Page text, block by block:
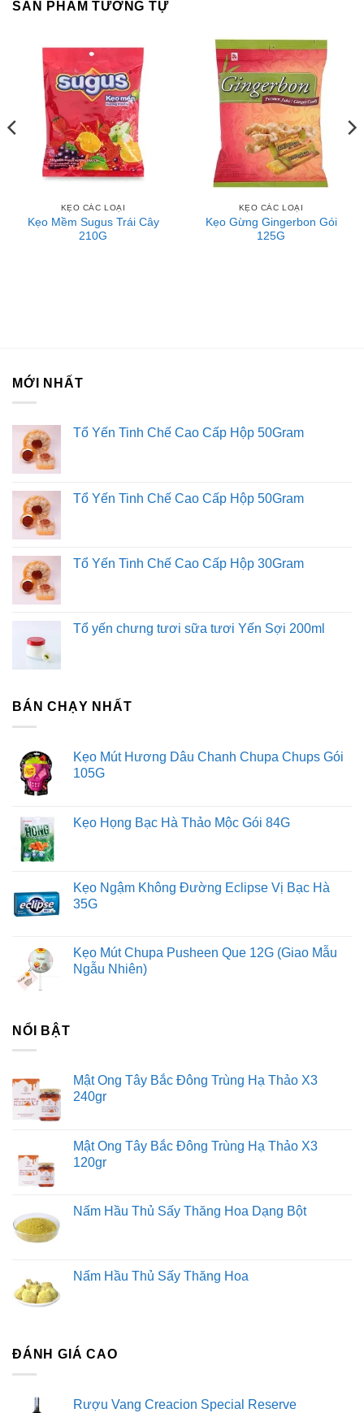
SẢN PHẨM TƯƠNG TỰ
KẸO CÁC LOẠI
Kẹo Mềm Sugus Trái Cây
210G
KẸO CÁC LOẠI
Kẹo Gừng Gingerbon Gói
125G
MỚI NHẤT
Tổ Yến Tinh Chế Cao Cấp Hộp 50Gram
Tổ Yến Tinh Chế Cao Cấp Hộp 50Gram
Tổ Yến Tinh Chế Cao Cấp Hộp 30Gram
Tổ yến chưng tươi sữa tươi Yến Sợi 200ml
BÁN CHẠY NHẤT
Kẹo Mút Hương Dâu Chanh Chupa Chups Gói
105G
Kẹo Họng Bạc Hà Thảo Mộc Gói 84G
Kẹo Ngậm Không Đường Eclipse Vị Bạc Hà
35G
Kẹo Mút Chupa Pusheen Que 12G (Giao Mẫu
Ngẫu Nhiên)
NỔI BẬT
Mật Ong Tây Bắc Đông Trùng Hạ Thảo X3
240gr
Mật Ong Tây Bắc Đông Trùng Hạ Thảo X3
120gr
Nấm Hầu Thủ Sấy Thăng Hoa Dạng Bột
Nấm Hầu Thủ Sấy Thăng Hoa
ĐÁNH GIÁ CAO
Rượu Vang Creacion Special Reserve